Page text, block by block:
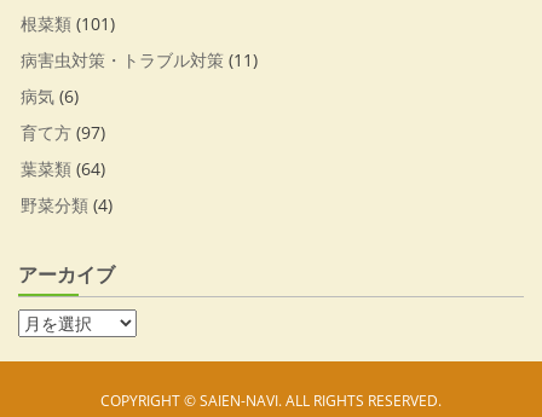
根菜類 (101)
病害虫対策・トラブル対策 (11)
病気 (6)
育て方 (97)
葉菜類 (64)
野菜分類 (4)
アーカイブ
COPYRIGHT © SAIEN-NAVI. ALL RIGHTS RESERVED.